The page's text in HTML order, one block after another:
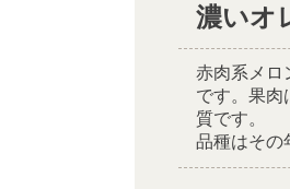
濃いオ
赤肉系メロ
です。果肉
質です。
品種はその